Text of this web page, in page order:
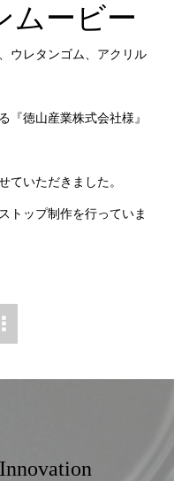
ムービー
ウレタンゴム、アクリル
『徳山産業株式会社様』
ていただきました。
トップ制作を行っていま